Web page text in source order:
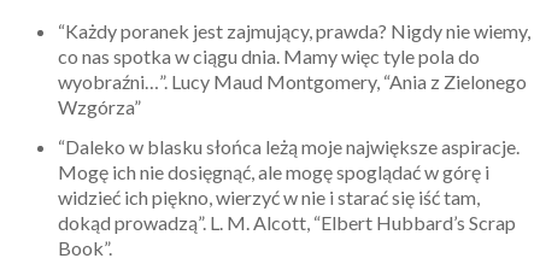
“Każdy poranek jest zajmujący, prawda? Nigdy nie wiemy,
co nas spotka w ciągu dnia. Mamy więc tyle pola do
wyobraźni…”. Lucy Maud Montgomery, “Ania z Zielonego
Wzgórza”
“Daleko w blasku słońca leżą moje największe aspiracje.
Mogę ich nie dosięgnąć, ale mogę spoglądać w górę i
widzieć ich piękno, wierzyć w nie i starać się iść tam,
dokąd prowadzą”. L. M. Alcott, “Elbert Hubbard’s Scrap
Book”.